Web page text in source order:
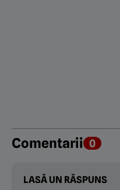
Comentarii 0
LASĂ UN RĂSPUNS